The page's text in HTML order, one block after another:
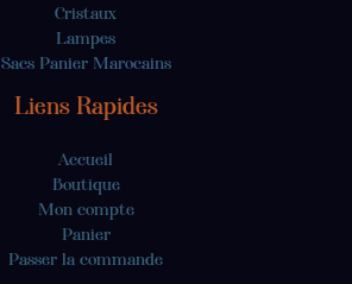
Cristaux
Lampes
Sacs Panier Marocains
Liens Rapides
Accueil
Boutique
Mon compte
Panier
Passer la commande